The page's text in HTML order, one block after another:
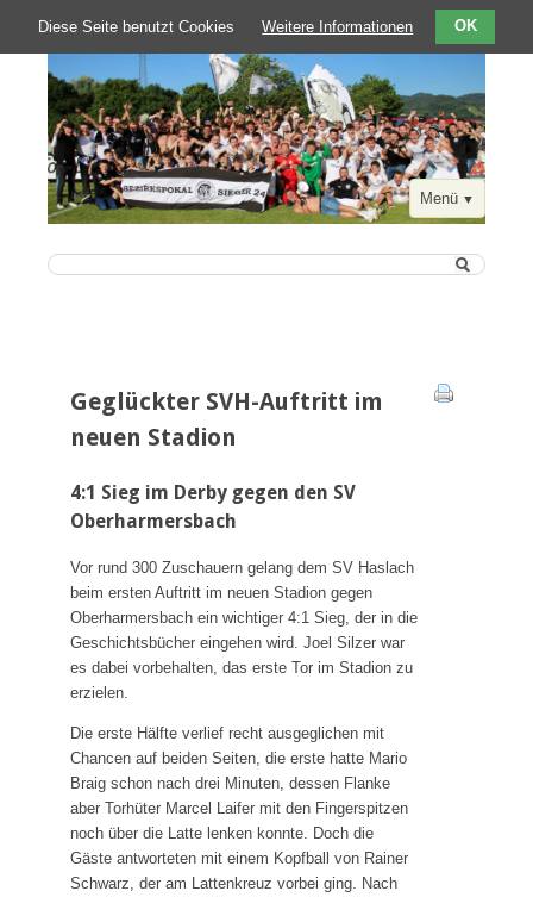
Menü
Der Verein
Zahlen-Fakten-Kontakte
SVH Chronik 1911 bis heute
Der SVH in der Presse
Das SVH Lied
Das SVH Mag und Team
SVH Legenden
Sponsoren
Satzung
SVH Jugendkonzept
Abteilungen
Aktive
Geglückter SVH-Auftritt im
neuen Stadion
4:1 Sieg im Derby gegen den SV
Oberharmersbach
Vor rund 300 Zuschauern gelang dem SV Haslach
beim ersten Auftritt im neuen Stadion gegen
Oberharmersbach ein wichtiger 4:1 Sieg, der in die
Geschichtsbücher eingehen wird. Joel Silzer war
es dabei vorbehalten, das erste Tor im Stadion zu
erzielen.
Die erste Hälfte verlief recht ausgeglichen mit
Chancen auf beiden Seiten, die erste hatte Mario
Braig schon nach drei Minuten, dessen Flanke
aber Torhüter Marcel Laifer mit den Fingerspitzen
noch über die Latte lenken konnte. Doch die
Gäste antworteten mit einem Kopfball von Rainer
Schwarz, der am Lattenkreuz vorbei ging. Nach
Diese Seite benutzt Cookies Weitere Informationen OK